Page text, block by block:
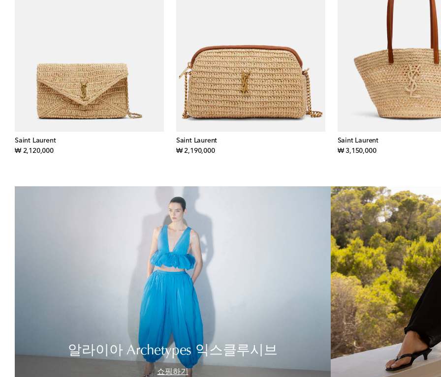
Saint Laurent
₩ 2,120,000original price
Saint Laurent
₩ 2,190,000original price
Saint Laurent
₩ 3,150,000original price
알라이아 Archetypes 익스클루시브
쇼핑하기